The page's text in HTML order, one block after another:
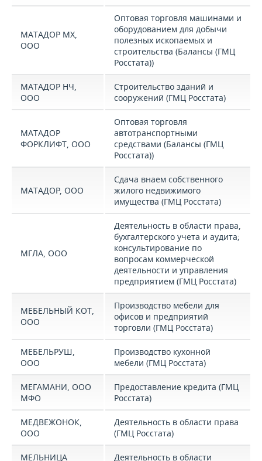
МАТАДОР МХ,
ООО
Оптовая торговля машинами и
оборудованием для добычи
полезных ископаемых и
строительства (Балансы (ГМЦ
Росстата))
МАТАДОР НЧ,
ООО
Строительство зданий и
сооружений (ГМЦ Росстата)
МАТАДОР
ФОРКЛИФТ, ООО
Оптовая торговля
автотранспортными
средствами (Балансы (ГМЦ
Росстата))
МАТАДОР, ООО
Сдача внаем собственного
жилого недвижимого
имущества (ГМЦ Росстата)
МГЛА, ООО
Деятельность в области права,
бухгалтерского учета и аудита;
консультирование по
вопросам коммерческой
деятельности и управления
предприятием (ГМЦ Росстата)
МЕБЕЛЬНЫЙ КОТ,
ООО
Производство мебели для
офисов и предприятий
торговли (ГМЦ Росстата)
МЕБЕЛЬРУШ,
ООО
Производство кухонной
мебели (ГМЦ Росстата)
МЕГАМАНИ, ООО
МФО
Предоставление кредита (ГМЦ
Росстата)
МЕДВЕЖОНОК,
ООО
Деятельность в области права
(ГМЦ Росстата)
МЕЛЬНИЦА
Деятельность в области